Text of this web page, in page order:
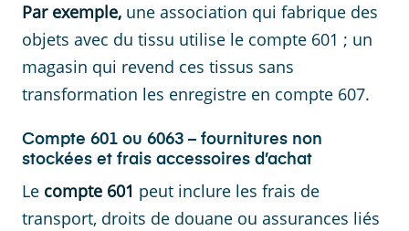
Par exemple, une association qui fabrique des
objets avec du tissu utilise le compte 601 ; un
magasin qui revend ces tissus sans
transformation les enregistre en compte 607.
Compte 601 ou 6063 – fournitures non
stockées et frais accessoires d’achat
Le compte 601 peut inclure les frais de
transport, droits de douane ou assurances liés